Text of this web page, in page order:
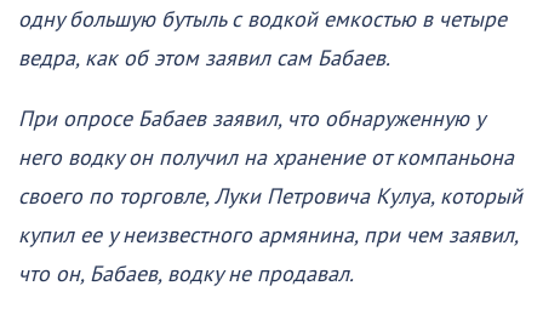
одну большую бутыль с водкой емкостью в четыре
ведра, как об этом заявил сам Бабаев.
При опросе Бабаев заявил, что обнаруженную у
него водку он получил на хранение от компаньона
своего по торговле, Луки Петровича Кулуа, который
купил ее у неизвестного армянина, при чем заявил,
что он, Бабаев, водку не продавал.